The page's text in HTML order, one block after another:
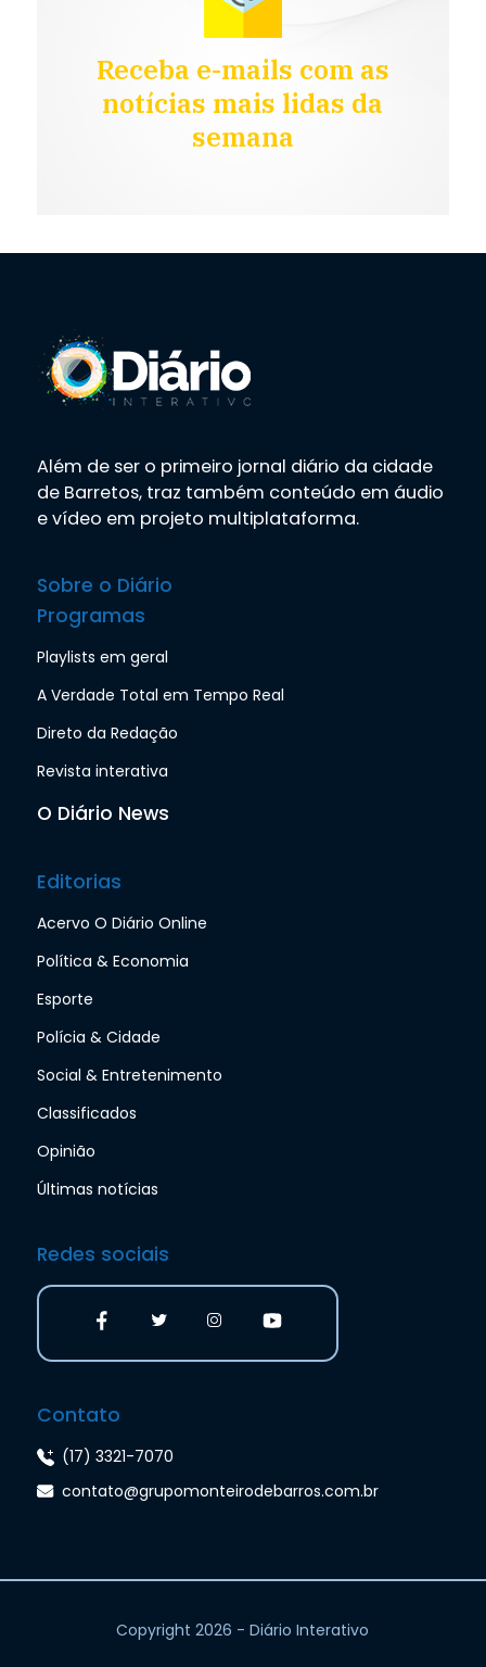
Receba e-mails com as
notícias mais lidas da
semana
Além de ser o primeiro jornal diário da cidade
de Barretos, traz também conteúdo em áudio
e vídeo em projeto multiplataforma.
Sobre o Diário
Programas
Playlists em geral
A Verdade Total em Tempo Real
Direto da Redação
Revista interativa
O Diário News
Editorias
Acervo O Diário Online
Política & Economia
Esporte
Polícia & Cidade
Social & Entretenimento
Classificados
Opinião
Últimas notícias
Redes sociais
Contato
(17) 3321-7070
contato@grupomonteirodebarros.com.br
Copyright 2026 - Diário Interativo